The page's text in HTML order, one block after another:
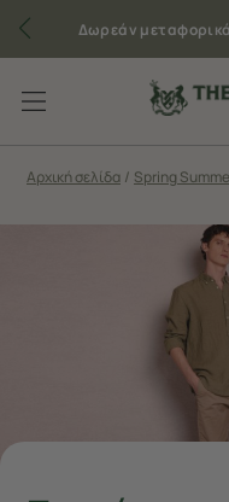
Δωρεάν
Αρχική σελίδα / Spring